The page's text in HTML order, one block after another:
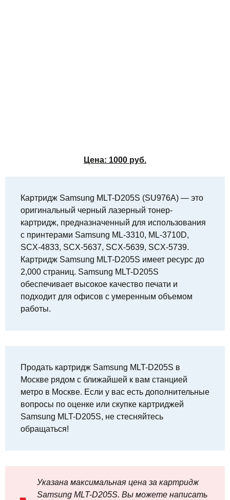
Цена: 1000 руб.
Картридж Samsung MLT-D205S (SU976A) — это
оригинальный черный лазерный тонер-
картридж, предназначенный для использования
с принтерами Samsung ML-3310, ML-3710D,
SCX-4833, SCX-5637, SCX-5639, SCX-5739.
Картридж Samsung MLT-D205S имеет ресурс до
2,000 страниц. Samsung MLT-D205S
обеспечивает высокое качество печати и
подходит для офисов с умеренным объемом
работы.
Продать картридж Samsung MLT-D205S в
Москве рядом с ближайшей к вам станцией
метро в Москве. Если у вас есть дополнительные
вопросы по оценке или скупке картриджей
Samsung MLT-D205S, не стесняйтесь
обращаться!
Указана максимальная цена за картридж
Samsung MLT-D205S. Вы можете написать